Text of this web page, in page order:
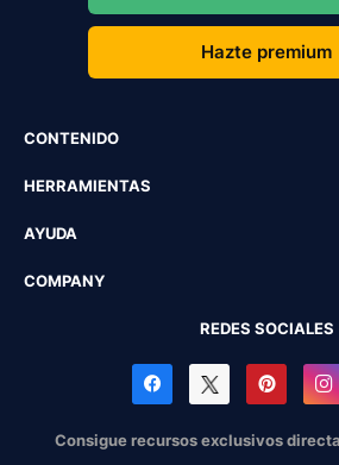
Hazte premium
CONTENIDO
HERRAMIENTAS
AYUDA
COMPANY
REDES SOCIALES
Consigue recursos exclusivos